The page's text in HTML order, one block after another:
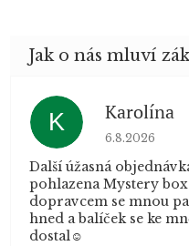
K Karolína
Hodnocení
6.8.2026
Další úžasná
pohlazena Mystery
dopravcem se mnou
hned a balíček se ke
dostal☺️